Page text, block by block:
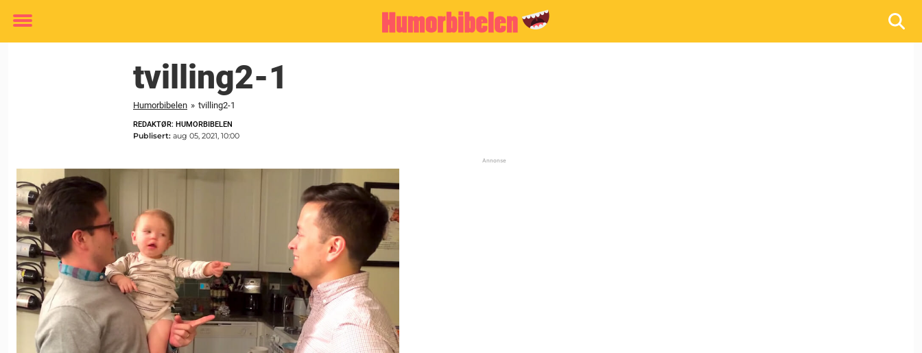
Toggle
tvilling2-1
Humorbibelen » tvilling2-1
REDAKTØR: HUMORBIBELEN
Publisert: aug 05, 2021, 10:00